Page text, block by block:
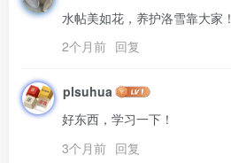
水帖美如花，养护洛雪靠大家！
2个月前 回复
plsuhua
好东西，学习一下！
3个月前 回复